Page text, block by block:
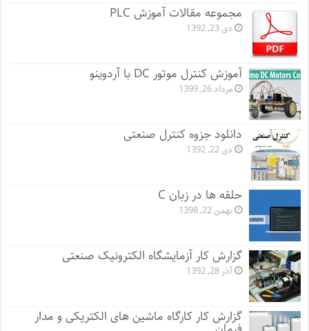
مجموعه مقالات آموزش PLC
دی 23, 1392
آموزش کنترل موتور DC با آردوینو
مرداد 26, 1399
دانلود جزوه کنترل صنعتی
دی 22, 1392
حلقه ها در زبان C
بهمن 22, 1398
گزارش کار آزمایشگاه الکترونیک صنعتی
آذر 28, 1392
گزارش کار کارگاه ماشین های الکتریکی و مدار